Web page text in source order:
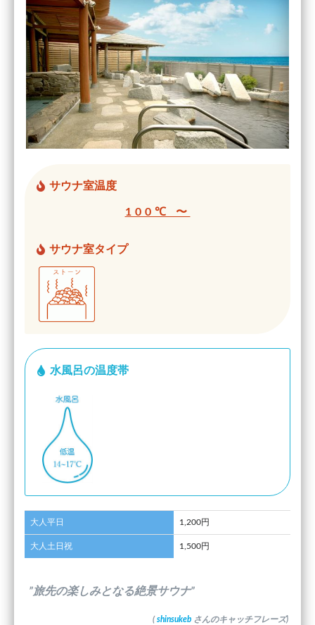
サウナ室温度
100℃ 〜
サウナ室タイプ
水風呂の温度帯
大人平日 1,200円
大人土日祝 1,500円
”旅先の楽しみとなる絶景サウナ”
( shinsukeb さんのキャッチフレーズ)